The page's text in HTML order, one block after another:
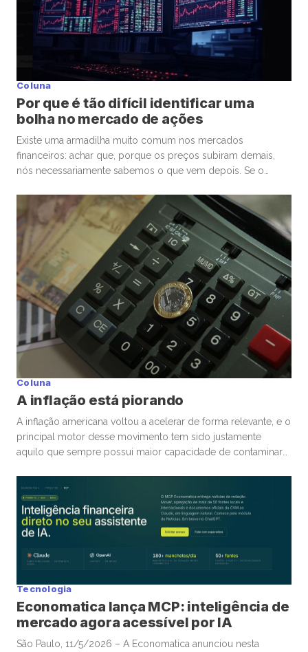
Coluna
Por que é tão difícil identificar uma
bolha no mercado de ações
Existe uma armadilha muito comum nos mercados
financeiros: achar que, porque os preços subiram demais,
nós necessariamente sabemos o que vem depois. Se o
talvez ainda mais perigoso seja ter certeza absoluta,
independentemente de ele estar ou não. Nas últimas
semanas, vimos movimentos impressionantes. […]
Coluna
A inflação está piorando
A inflação americana voltou a acelerar de forma relevante, e o
principal motor desse movimento tem sido justamente
aquilo que sempre possui maior capacidade de contaminar
de Ormuz trouxe novamente para o centro da discussão um
tema que […]
Tecnologia
Economatica lança MCP: inteligência de
mercado agora acessível por IA
São Paulo, 11/5/2026 – A Economatica anunciou nesta